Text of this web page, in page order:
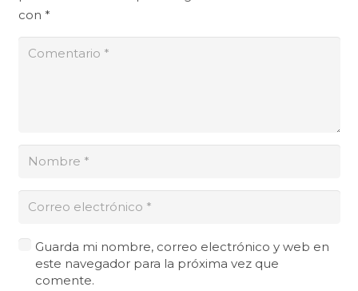
con *
Guarda mi nombre, correo electrónico y web en
este navegador para la próxima vez que
comente.